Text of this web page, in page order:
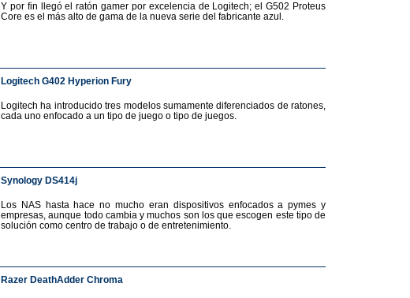
Y por fin llegó el ratón gamer por excelencia de Logitech; el G502 Proteus
Core es el más alto de gama de la nueva serie del fabricante azul.
Logitech G402 Hyperion Fury
Logitech ha introducido tres modelos sumamente diferenciados de ratones,
cada uno enfocado a un tipo de juego o tipo de juegos.
Synology DS414j
Los NAS hasta hace no mucho eran dispositivos enfocados a pymes y
empresas, aunque todo cambia y muchos son los que escogen este tipo de
solución como centro de trabajo o de entretenimiento.
Razer DeathAdder Chroma